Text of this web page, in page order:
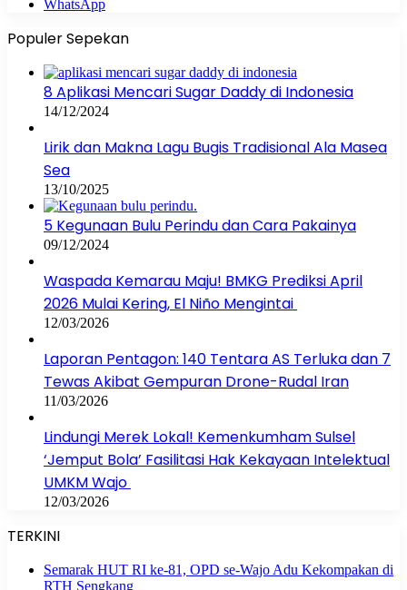
WhatsApp
Populer Sepekan
8 Aplikasi Mencari Sugar Daddy di Indonesia
14/12/2024
Lirik dan Makna Lagu Bugis Tradisional Ala Masea
Sea
13/10/2025
5 Kegunaan Bulu Perindu dan Cara Pakainya
09/12/2024
Waspada Kemarau Maju! BMKG Prediksi April
2026 Mulai Kering, El Niño Mengintai
12/03/2026
Laporan Pentagon: 140 Tentara AS Terluka dan 7
Tewas Akibat Gempuran Drone-Rudal Iran
11/03/2026
Lindungi Merek Lokal! Kemenkumham Sulsel
‘Jemput Bola’ Fasilitasi Hak Kekayaan Intelektual
UMKM Wajo
12/03/2026
TERKINI
Semarak HUT RI ke-81, OPD se-Wajo Adu Kekompakan di
RTH Sengkang